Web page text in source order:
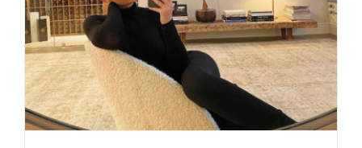
Kylie Jenner: Možda imate virus, ali to ne znate, čuvajte
Zvezde